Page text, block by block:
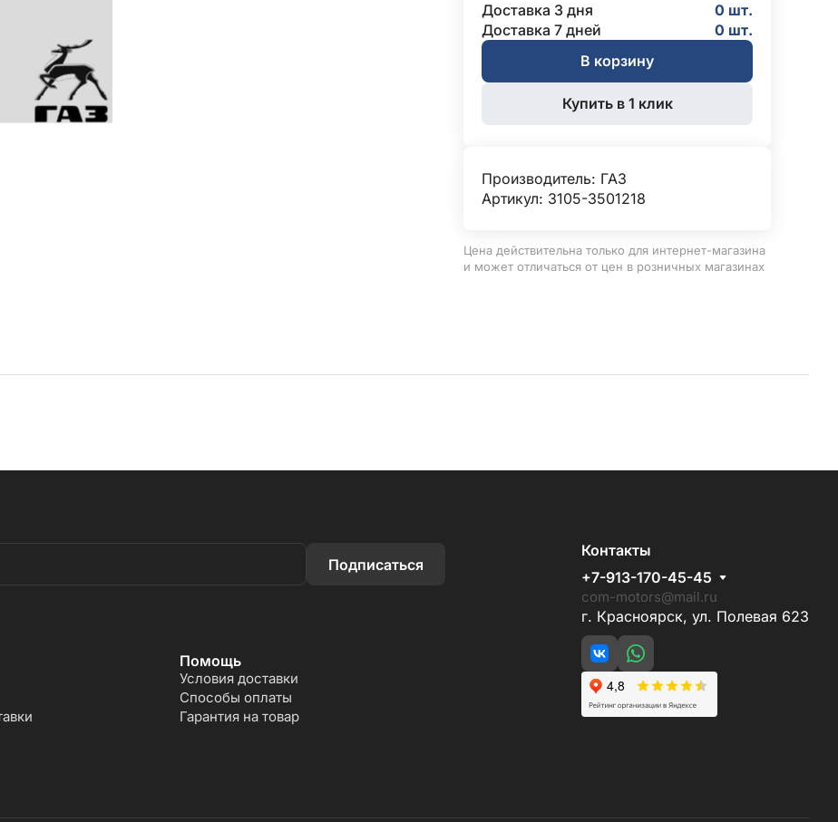
Доставка 3 дня
0 шт.
Доставка 7 дней
0 шт.
В корзину
Купить в 1 клик
Производитель: ГАЗ
Артикул: 3105-3501218
Цена действительна только для интернет-магазина
и может отличаться от цен в розничных магазинах
Подписаться
Помощь
Условия доставки
Способы оплаты
Гарантия на товар
Контакты
+7-913-170-45-45
com-motors@mail.ru
г. Красноярск, ул. Полевая 623